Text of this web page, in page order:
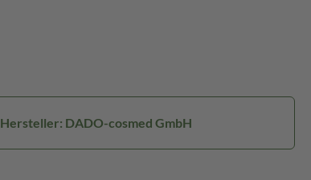
Hersteller: DADO-cosmed GmbH